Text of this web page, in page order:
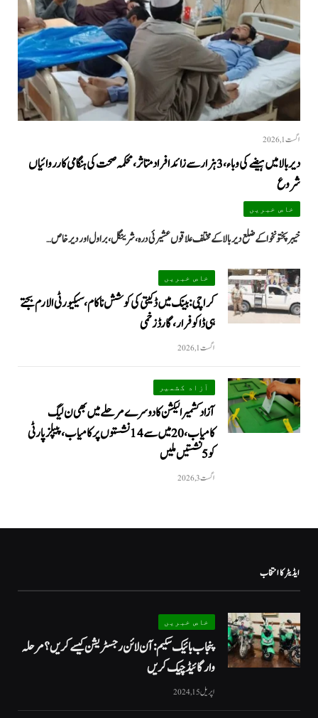
اگست 1, 2026
دیر بالا میں ہیضے کی وباء، 3 ہزار سے زائد افراد متاثر، محکمہ صحت کی ہنگامی کارروائیاں
شروع
خاص خبریں
خیبرپختونخوا کے ضلع دیر بالا کے مختلف علاقوں عشیرئی درہ، شرینگل، براول اور دیر خاص…
خاص خبریں
کراچی: بینک میں ڈکیتی کی کوشش ناکام، سیکیورٹی الارم بجتے
ہی ڈاکو فرار، گارڈ زخمی
اگست 1, 2026
آزاد کشمیر
آزاد کشمیر الیکشن کا دوسرے مرحلے میں بھی ن لیگ
کامیاب، 20 میں سے 14 نشستوں پر کامیاب، پیپلزپارٹی
کو 5 نشستیں ملیں
اگست 3, 2026
ایڈیٹر کا انتخاب
خاص خبریں
پنجاب بائیک سکیم: آن لائن رجسٹریشن کیسے کریں؟ مرحلہ
وار گائیڈ چیک کریں
اپریل 15, 2024